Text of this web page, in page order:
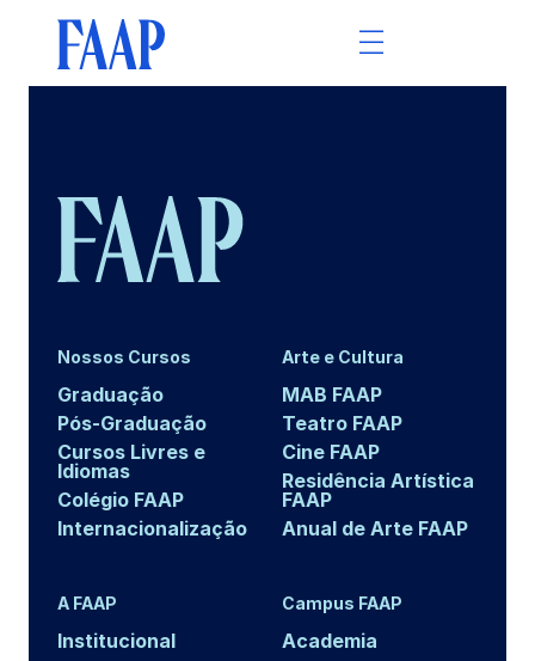
Nossos Cursos
Graduação
Pós-Graduação
Cursos Livres e
Idiomas
Colégio FAAP
Internacionalização
Arte e Cultura
MAB FAAP
Teatro FAAP
Cine FAAP
Residência Artística
FAAP
Anual de Arte FAAP
A FAAP
Institucional
Campus FAAP
Academia